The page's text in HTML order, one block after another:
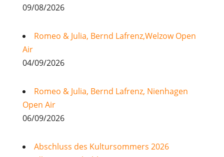
09/08/2026
Romeo & Julia, Bernd Lafrenz,Welzow Open
Air
04/09/2026
Romeo & Julia, Bernd Lafrenz, Nienhagen
Open Air
06/09/2026
Abschluss des Kultursommers 2026